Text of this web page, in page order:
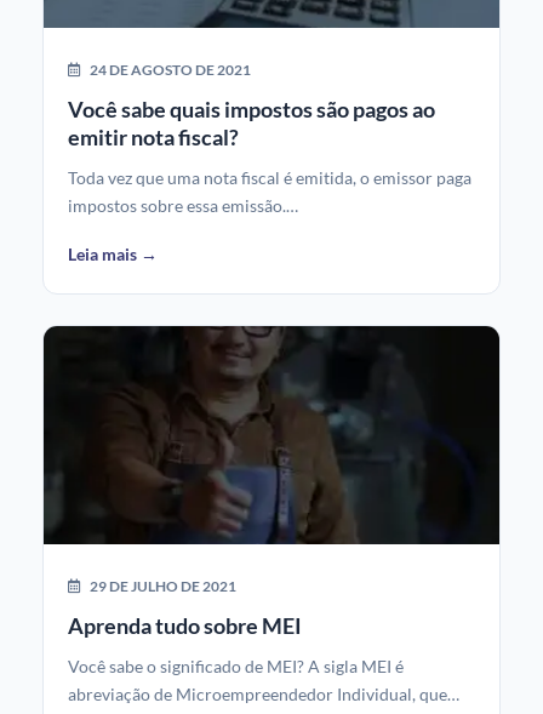
24 DE AGOSTO DE 2021
Você sabe quais impostos são pagos ao
emitir nota fiscal?
Toda vez que uma nota fiscal é emitida, o emissor paga
impostos sobre essa emissão.…
Leia mais →
29 DE JULHO DE 2021
Aprenda tudo sobre MEI
Você sabe o significado de MEI? A sigla MEI é
abreviação de Microempreendedor Individual, que…